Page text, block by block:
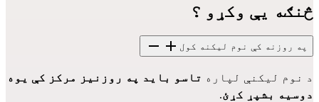
څنګه یې وکړو ؟
په روزنه کې نوم لیکنه کول
د نوم لیکنې لپاره
دوسیه بشپړ کړئ.